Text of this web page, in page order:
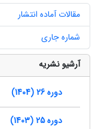
مقالات آماده انتشار
شماره جاری
آرشیو نشریه
دوره 26 (1404)
دوره 25 (1403)